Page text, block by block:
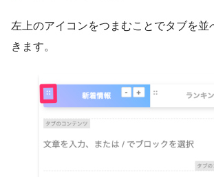
左上のアイコンをつまむことでタブを並
きます。